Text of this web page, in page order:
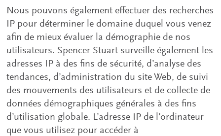
Nous pouvons également effectuer des recherches
IP pour déterminer le domaine duquel vous venez
afin de mieux évaluer la démographie de nos
utilisateurs. Spencer Stuart surveille également les
adresses IP à des fins de sécurité, d’analyse des
tendances, d’administration du site Web, de suivi
des mouvements des utilisateurs et de collecte de
données démographiques générales à des fins
d’utilisation globale. L’adresse IP de l’ordinateur
que vous utilisez pour accéder à